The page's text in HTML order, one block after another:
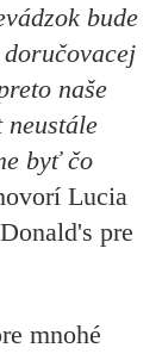
bude
naše
neustále
byť čo
Lucia
pre
mnohé